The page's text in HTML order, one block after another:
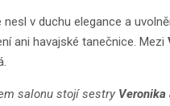
nesl v duchu elegance a
ani havajské tanečnice. Mezi
salonu stojí sestry Veronika